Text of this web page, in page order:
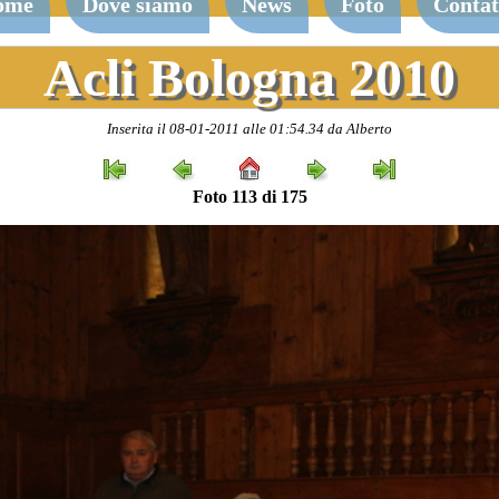
Acli Bologna 2010
Inserita il 08-01-2011 alle 01:54.34 da Alberto
Foto 113 di 175